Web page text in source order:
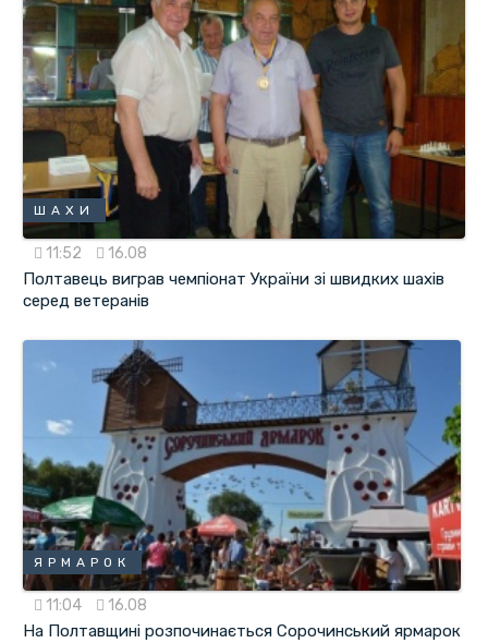
ШАХИ
11:52 16.08
Полтавець виграв чемпіонат України зі швидких шахів
серед ветеранів
ЯРМАРОК
11:04 16.08
На Полтавщині розпочинається Сорочинський ярмарок